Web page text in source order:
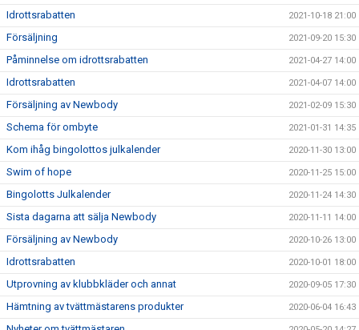
Idrottsrabatten 2021-10-18 21:00
Försäljning 2021-09-20 15:30
Påminnelse om idrottsrabatten 2021-04-27 14:00
Idrottsrabatten 2021-04-07 14:00
Försäljning av Newbody 2021-02-09 15:30
Schema för ombyte 2021-01-31 14:35
Kom ihåg bingolottos julkalender 2020-11-30 13:00
Swim of hope 2020-11-25 15:00
Bingolotts Julkalender 2020-11-24 14:30
Sista dagarna att sälja Newbody 2020-11-11 14:00
Försäljning av Newbody 2020-10-26 13:00
Idrottsrabatten 2020-10-01 18:00
Utprovning av klubbkläder och annat 2020-09-05 17:30
Hämtning av tvättmästarens produkter 2020-06-04 16:43